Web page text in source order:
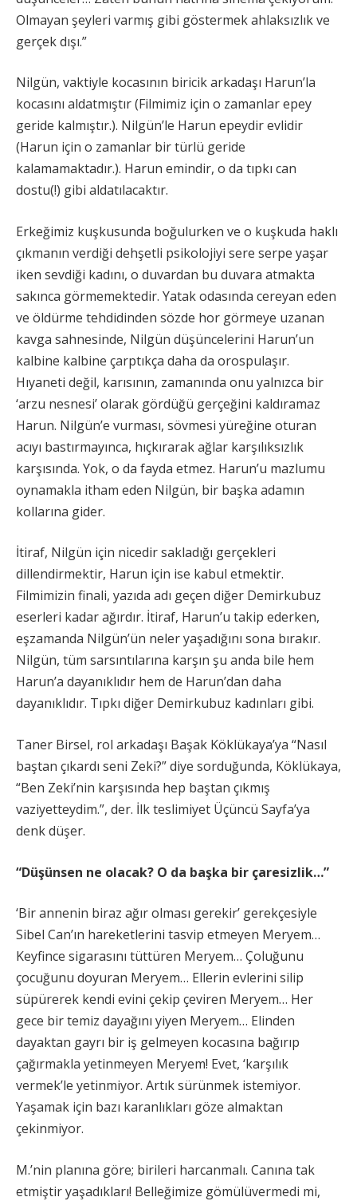
Olmayan şeyleri varmış gibi göstermek ahlaksızlık ve
gerçek dışı.”
Nilgün, vaktiyle kocasının biricik arkadaşı Harun’la
kocasını aldatmıştır (Filmimiz için o zamanlar epey
geride kalmıştır.). Nilgün’le Harun epeydir evlidir
(Harun için o zamanlar bir türlü geride
kalamamaktadır.). Harun emindir, o da tıpkı can
dostu(!) gibi aldatılacaktır.
Erkeğimiz kuşkusunda boğulurken ve o kuşkuda haklı
çıkmanın verdiği dehşetli psikolojiyi sere serpe yaşar
iken sevdiği kadını, o duvardan bu duvara atmakta
sakınca görmemektedir. Yatak odasında cereyan eden
ve öldürme tehdidinden sözde hor görmeye uzanan
kavga sahnesinde, Nilgün düşüncelerini Harun’un
kalbine kalbine çarptıkça daha da orospulaşır.
Hıyaneti değil, karısının, zamanında onu yalnızca bir
‘arzu nesnesi’ olarak gördüğü gerçeğini kaldıramaz
Harun. Nilgün’e vurması, sövmesi yüreğine oturan
acıyı bastırmayınca, hıçkırarak ağlar karşılıksızlık
karşısında. Yok, o da fayda etmez. Harun’u mazlumu
oynamakla itham eden Nilgün, bir başka adamın
kollarına gider.
İtiraf, Nilgün için nicedir sakladığı gerçekleri
dillendirmektir, Harun için ise kabul etmektir.
Filmimizin finali, yazıda adı geçen diğer Demirkubuz
eserleri kadar ağırdır. İtiraf, Harun’u takip ederken,
eşzamanda Nilgün’ün neler yaşadığını sona bırakır.
Nilgün, tüm sarsıntılarına karşın şu anda bile hem
Harun’a dayanıklıdır hem de Harun’dan daha
dayanıklıdır. Tıpkı diğer Demirkubuz kadınları gibi.
Taner Birsel, rol arkadaşı Başak Köklükaya’ya “Nasıl
baştan çıkardı seni Zeki?” diye sorduğunda, Köklükaya,
“Ben Zeki’nin karşısında hep baştan çıkmış
vaziyetteydim.”, der. İlk teslimiyet Üçüncü Sayfa’ya
denk düşer.
“Düşünsen ne olacak? O da başka bir çaresizlik…”
‘Bir annenin biraz ağır olması gerekir’ gerekçesiyle
Sibel Can’ın hareketlerini tasvip etmeyen Meryem…
Keyfince sigarasını tüttüren Meryem… Çoluğunu
çocuğunu doyuran Meryem… Ellerin evlerini silip
süpürerek kendi evini çekip çeviren Meryem… Her
gece bir temiz dayağını yiyen Meryem… Elinden
dayaktan gayrı bir iş gelmeyen kocasına bağırıp
çağırmakla yetinmeyen Meryem! Evet, ‘karşılık
vermek’le yetinmiyor. Artık sürünmek istemiyor.
Yaşamak için bazı karanlıkları göze almaktan
çekinmiyor.
M.’nin planına göre; birileri harcanmalı. Canına tak
etmiştir yaşadıkları! Belleğimize gömülüvermedi mi,